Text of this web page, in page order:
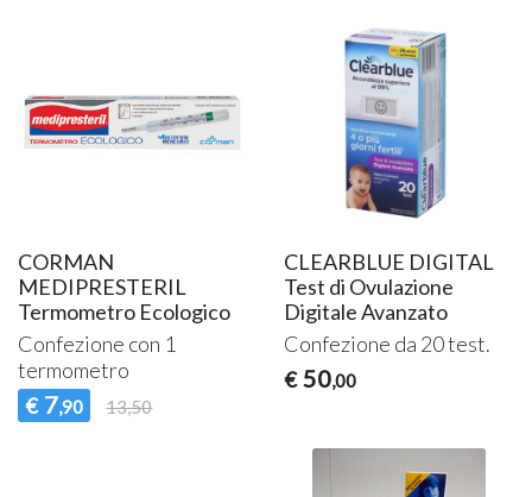
CORMAN
MEDIPRESTERIL
Termometro Ecologico
Confezione con 1
termometro
€ 7,90 13,50
CLEARBLUE DIGITAL
Test di Ovulazione
Digitale Avanzato
Confezione da 20 test.
€ 50,00